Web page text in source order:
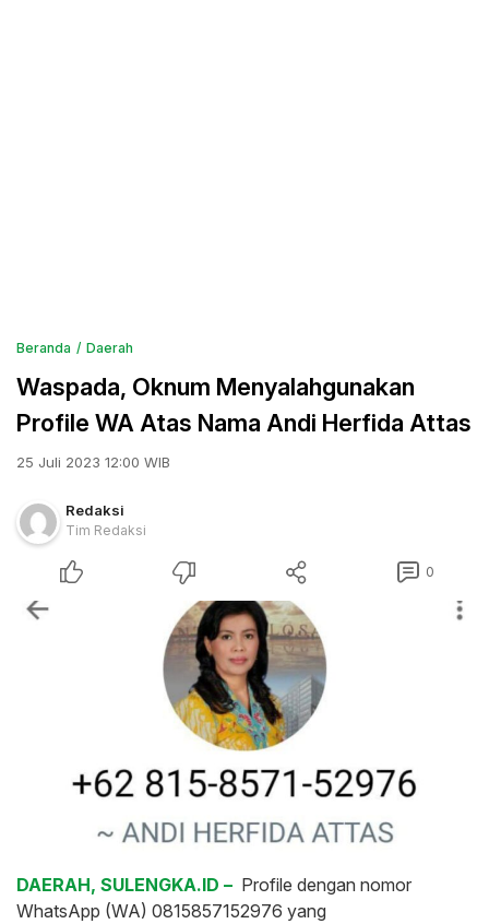
Beranda Daerah
Waspada, Oknum Menyalahgunakan
Profile WA Atas Nama Andi Herfida Attas
25 Juli 2023 12:00 WIB
Redaksi
Tim Redaksi
0
DAERAH, SULENGKA.ID – Profile dengan nomor
WhatsApp (WA) 0815857152976 yang